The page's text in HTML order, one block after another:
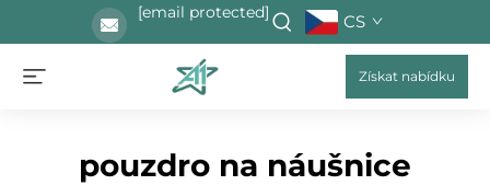
[email protected] CS
Získat nabídku
pouzdro na náušnice